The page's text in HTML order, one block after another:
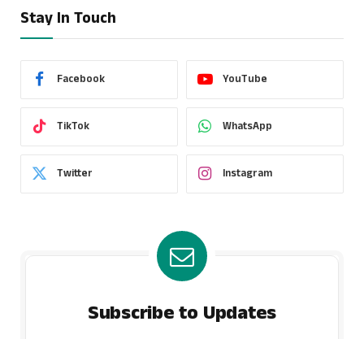
Stay In Touch
Facebook YouTube
TikTok WhatsApp
Twitter Instagram
Subscribe to Updates